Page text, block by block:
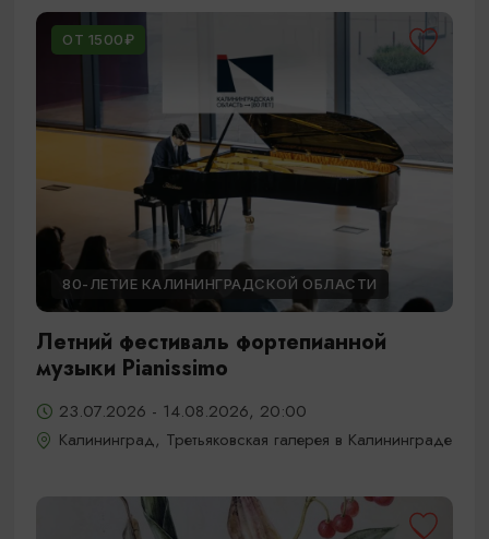
ОТ 1500₽
80-ЛЕТИЕ КАЛИНИНГРАДСКОЙ ОБЛАСТИ
Летний фестиваль фортепианной
музыки Pianissimo
23.07.2026 - 14.08.2026, 20:00
Калининград, Третьяковская галерея в Калининграде